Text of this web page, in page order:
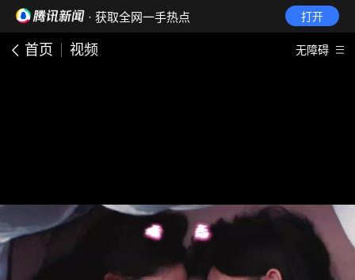
· 获取全网一手热点 打开
首页 视频 无障碍